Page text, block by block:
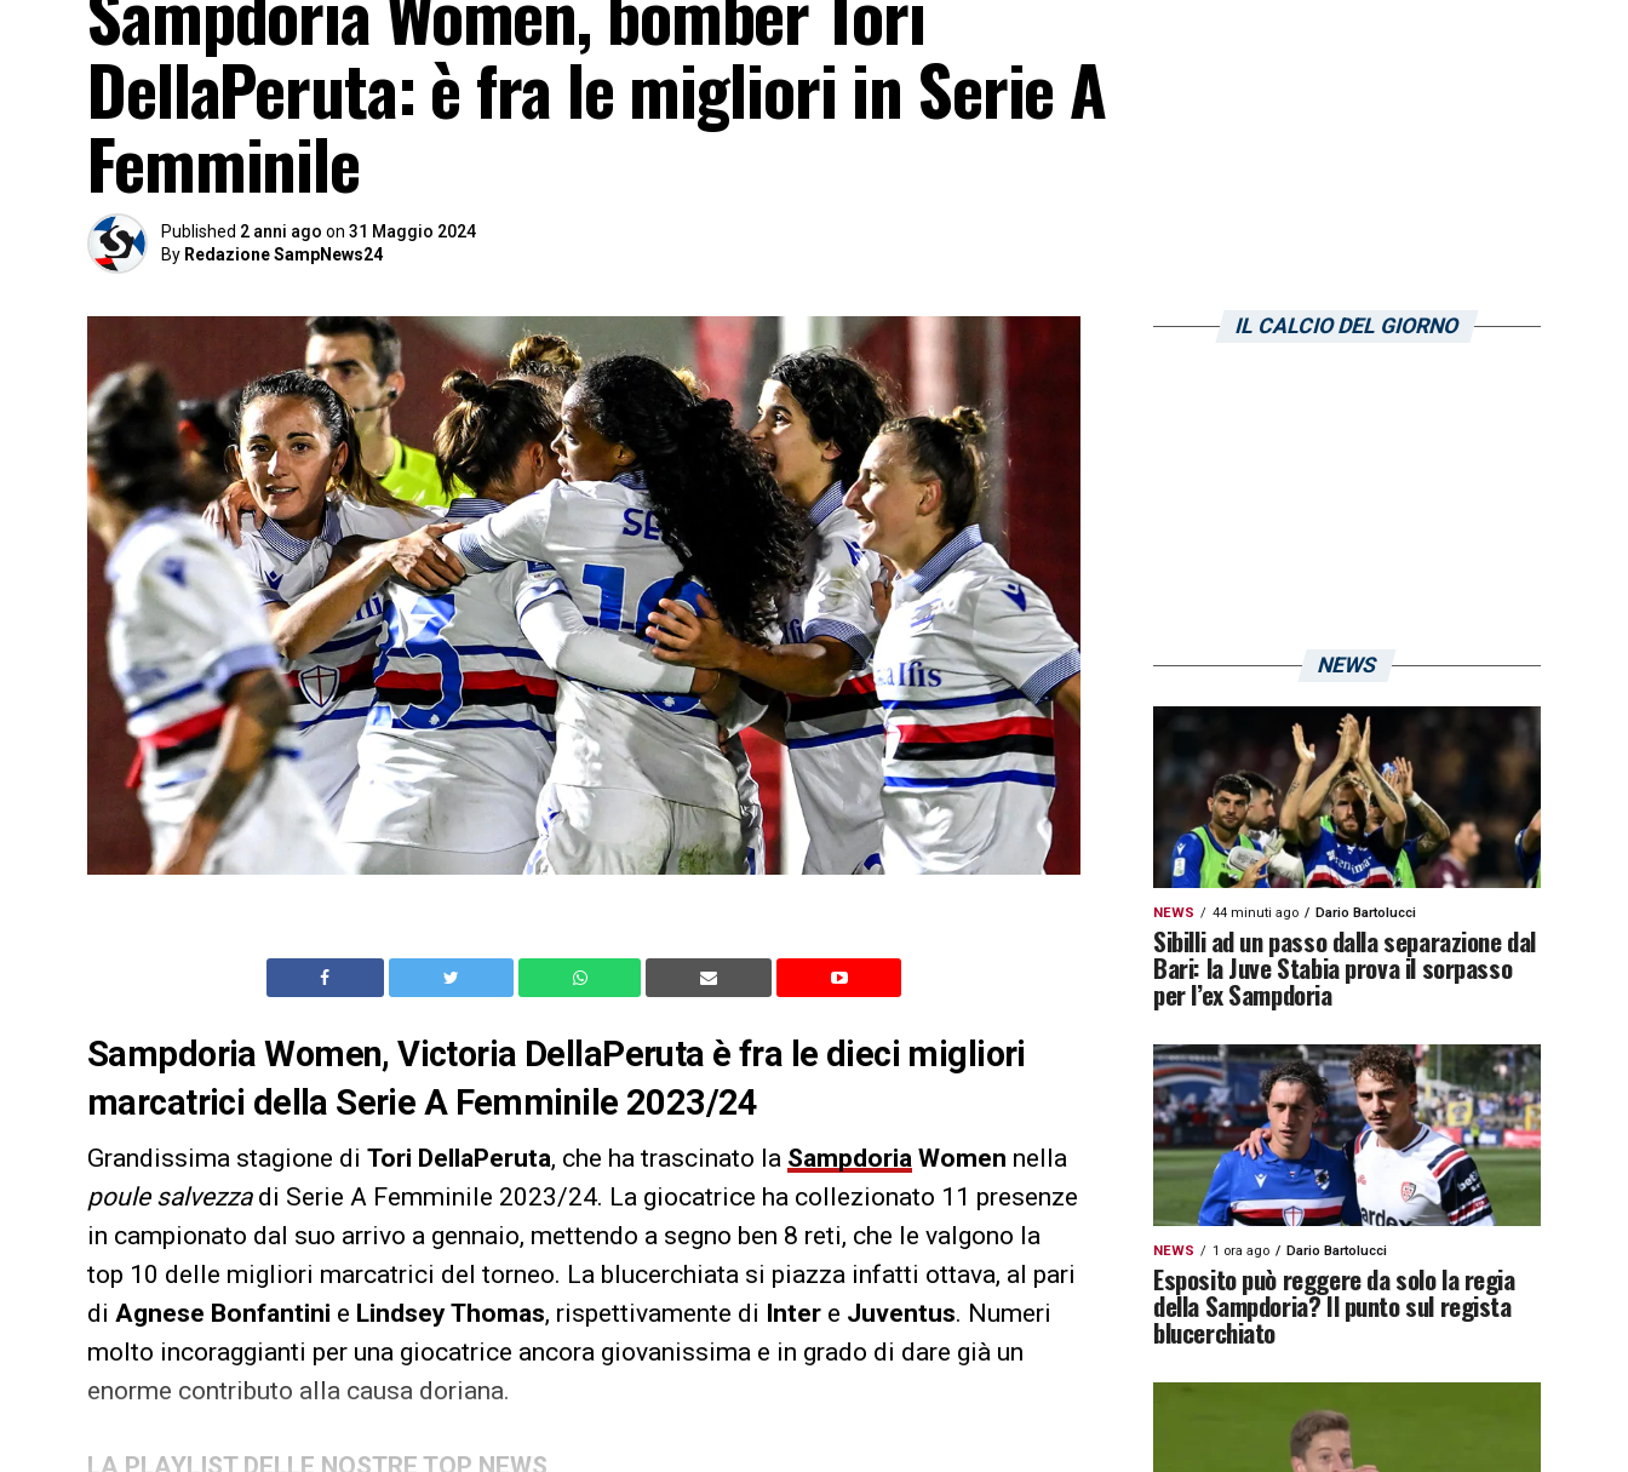
DellaPeruta: è fra le migliori in Serie A
Femminile
Published 2 anni ago on 31 Maggio 2024
By Redazione SampNews24
Sampdoria Women, Victoria DellaPeruta è fra le dieci migliori
marcatrici della Serie A Femminile 2023/24
Grandissima stagione di Tori DellaPeruta, che ha trascinato la Sampdoria Women nella
poule salvezzadi Serie A Femminile 2023/24. La giocatrice ha collezionato 11 presenze
in campionato dal suo arrivo a gennaio, mettendo a segno ben 8 reti, che le valgono la
top 10 delle migliori marcatrici del torneo. La blucerchiata si piazza infatti ottava, al pari
di Agnese Bonfantini e Lindsey Thomas, rispettivamente di Inter e Juventus. Numeri
molto incoraggianti per una giocatrice ancora giovanissima e in grado di dare già un
enorme contributo alla causa doriana.
IL CALCIO DEL GIORNO
NEWS
NEWS 44 minuti ago Dario Bartolucci
Sibilli ad un passo dalla separazione dal
Bari: la Juve Stabia prova il sorpasso
per l’ex Sampdoria
NEWS 1 ora ago Dario Bartolucci
Esposito può reggere da solo la regia
della Sampdoria? Il punto sul regista
blucerchiato